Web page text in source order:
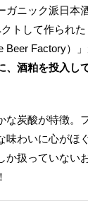
ガニック派日本
トして作られた
Beer Factory）
、酒粕を投入し
な炭酸が特徴。
味わいに心がほ
扱っていない